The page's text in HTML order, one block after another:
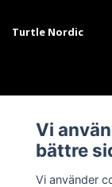
Turtle Nordic
Vi
bättre
Vi använder